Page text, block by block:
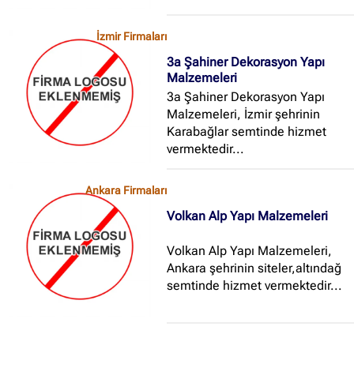
İzmir Firmaları
3a Şahiner Dekorasyon Yapı
Malzemeleri
3a Şahiner Dekorasyon Yapı
Malzemeleri, İzmir şehrinin
Karabağlar semtinde hizmet
vermektedir...
Ankara Firmaları
Volkan Alp Yapı Malzemeleri
Volkan Alp Yapı Malzemeleri,
Ankara şehrinin siteler,altındağ
semtinde hizmet vermektedir...